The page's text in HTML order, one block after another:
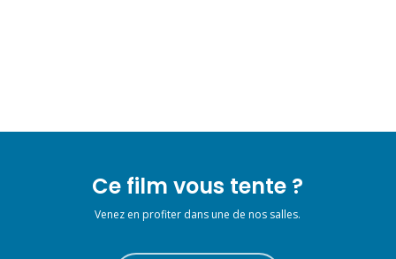
Ce film vous tente ?
Venez en profiter dans une de nos salles.